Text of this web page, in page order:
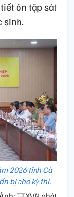
ôn tập sát
sinh.
2026 tỉnh Cà
bị cho kỳ thi.